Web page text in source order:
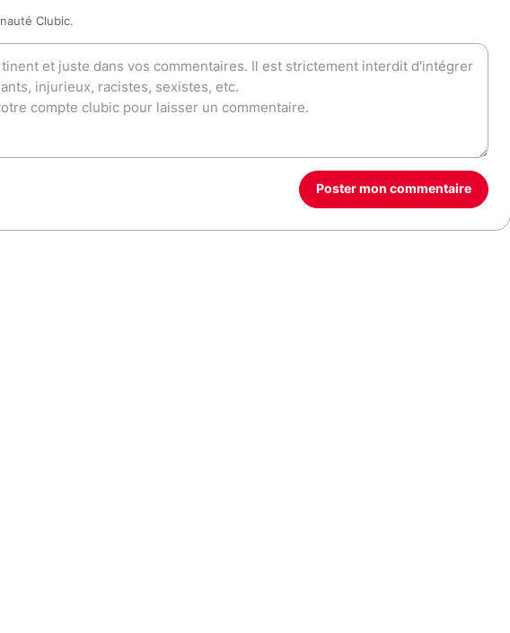
Clubic.
Poster mon commentaire